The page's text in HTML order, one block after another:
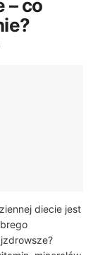
– co
diecie jest